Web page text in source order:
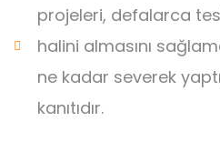
projeleri, defalarca
halini almasını
ne kadar severek
kanıtıdır.